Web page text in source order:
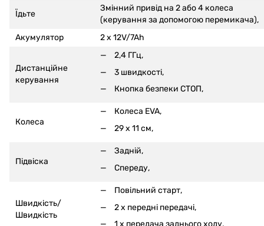
Їдьте
Змінний привід на 2 або 4 колеса
(керування за допомогою перемикача),
Акумулятор
2 x 12V/7Ah
Дистанційне
керування
2,4 ГГц,
3 швидкості,
Кнопка безпеки СТОП,
Колеса
Колеса EVA,
29 x 11 см,
Підвіска
Задній,
Спереду,
Швидкість/
Швидкість
Повільний старт,
2 x передні передачі,
1 x передача заднього ходу,